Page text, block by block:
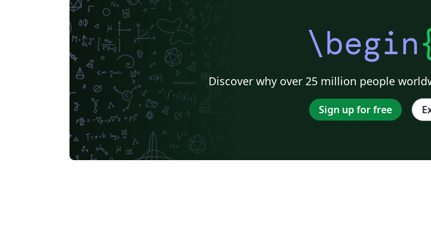
\begin
Discover why over 25 million people
Sign up for free